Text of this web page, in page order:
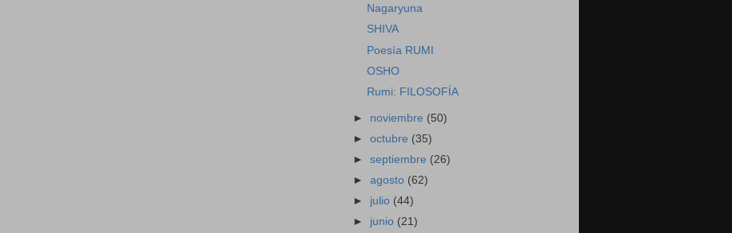
Nagaryuna
SHIVA
Poesía RUMI
OSHO
Rumi: FILOSOFÍA
► noviembre (50)
►octubre (35)
►septiembre (26)
►agosto (62)
► julio (44)
► junio (21)